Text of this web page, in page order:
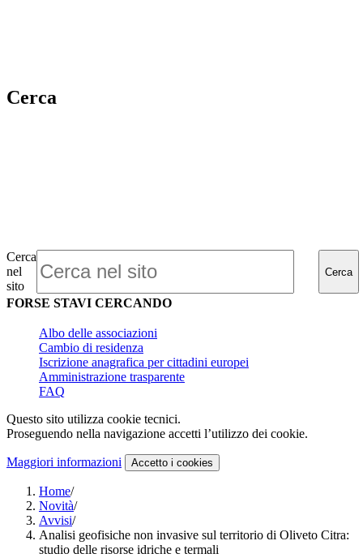
Cerca
Cerca
nel
sito
Cerca
FORSE STAVI CERCANDO
Albo delle associazioni
Cambio di residenza
Iscrizione anagrafica per cittadini europei
Amministrazione trasparente
FAQ
Questo sito utilizza cookie tecnici.
Proseguendo nella navigazione accetti l’utilizzo dei cookie.
Maggiori informazioni Accetto i cookies
Home/
Novità/
Avvisi/
Analisi geofisiche non invasive sul territorio di Oliveto Citra:
studio delle risorse idriche e termali